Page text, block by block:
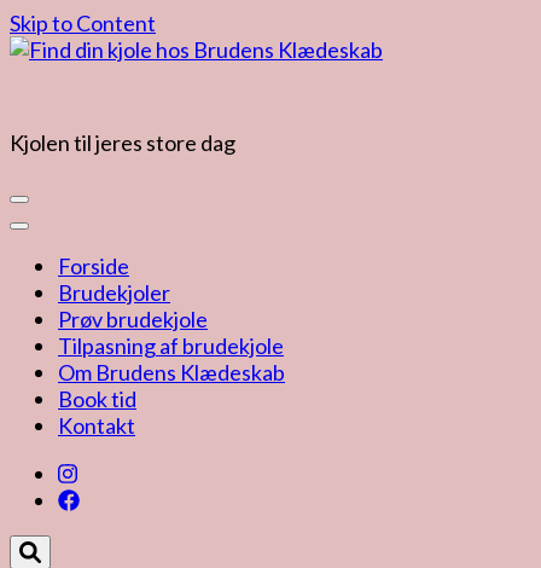
Skip to Content
Kjolen til jeres store dag
Forside
Brudekjoler
Prøv brudekjole
Tilpasning af brudekjole
Om Brudens Klædeskab
Book tid
Kontakt